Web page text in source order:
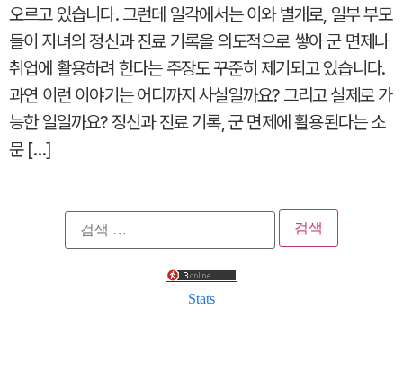
오르고 있습니다. 그런데 일각에서는 이와 별개로, 일부 부모
들이 자녀의 정신과 진료 기록을 의도적으로 쌓아 군 면제나
취업에 활용하려 한다는 주장도 꾸준히 제기되고 있습니다.
과연 이런 이야기는 어디까지 사실일까요? 그리고 실제로 가
능한 일일까요? 정신과 진료 기록, 군 면제에 활용된다는 소
문 […]
검
색:
Stats